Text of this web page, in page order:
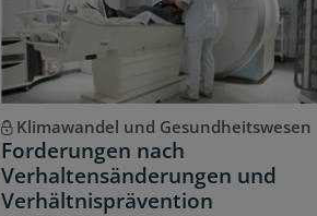
Klimawandel und Gesundheitswesen
Forderungen nach
Verhaltensänderungen und
Verhältnisprävention